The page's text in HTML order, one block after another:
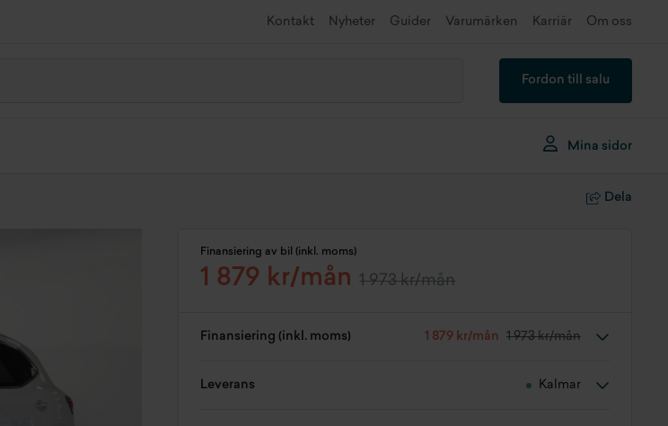
Kontakt Nyheter Guider Varumärken Karriär Om oss
Fordon till salu
Mina sidor
Dela
Finansiering av bil (inkl. moms)
1 879 kr/mån 1 973 kr/mån
Finansiering (inkl. moms) 1 879 kr/mån 1 973 kr/mån
Leverans Kalmar